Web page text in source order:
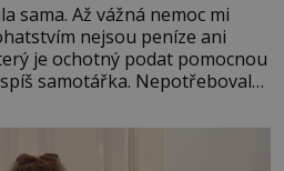
sama. Až vážná nemoc mi
nejsou peníze ani
je ochotný podat pomocnou
samotářka. Nepotřebovala
Hned po studiích jsem